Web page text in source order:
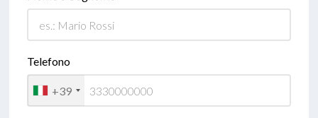
Telefono
+39